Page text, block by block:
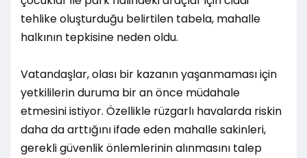
tehlike oluşturduğu belirtilen tabela, mahalle
halkının tepkisine neden oldu.
Vatandaşlar, olası bir kazanın yaşanmaması için
yetkililerin duruma bir an önce müdahale
etmesini istiyor. Özellikle rüzgarlı havalarda riskin
daha da arttığını ifade eden mahalle sakinleri,
gerekli güvenlik önlemlerinin alınmasını talep